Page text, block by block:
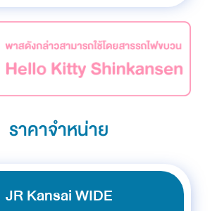
ราคาจำหน่าย
JR Kansai WIDE